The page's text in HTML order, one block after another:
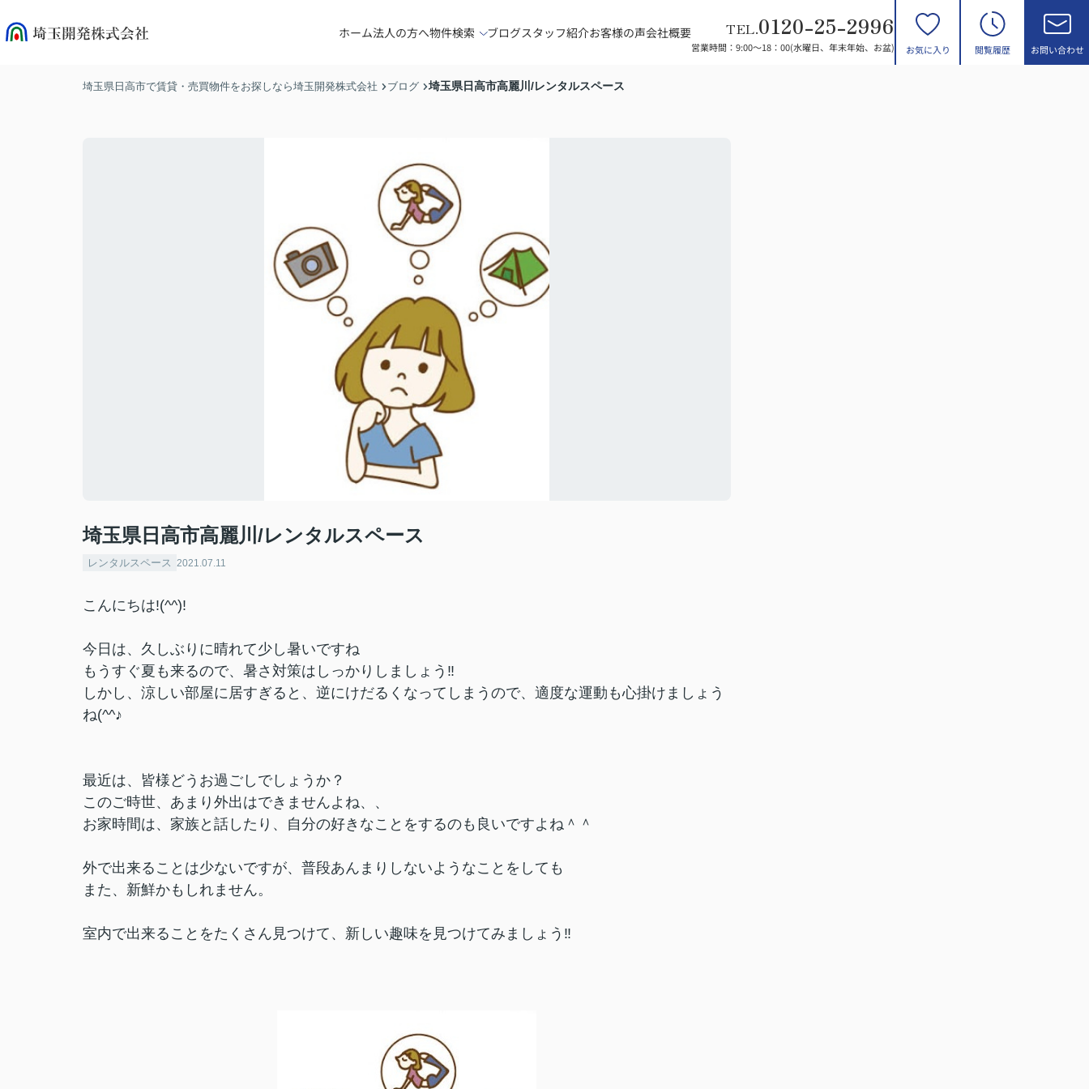
ホーム法人の方へ物件検索 ブログスタッフ紹介お客様の声会社概要 TEL.0120-25-2996
営業時間：9:00～18：00(水曜日、年末年始、お盆) お気に入り 閲覧履歴 お問い合わせ
埼玉県日高市で賃貸・売買物件をお探しなら埼玉開発株式会社 ブログ 埼玉県日高市高麗川/レンタルスペース
埼玉県日高市高麗川/レンタルスペース
レンタルスペース 2021.07.11
こんにちは!(^^)!
今日は、久しぶりに晴れて少し暑いですね
もうすぐ夏も来るので、暑さ対策はしっかりしましょう‼
しかし、涼しい部屋に居すぎると、逆にけだるくなってしまうので、適度な運動も心掛けましょう
ね(^^♪
最近は、皆様どうお過ごしでしょうか？
このご時世、あまり外出はできませんよね、、
お家時間は、家族と話したり、自分の好きなことをするのも良いですよね＾＾
外で出来ることは少ないですが、普段あんまりしないようなことをしても
また、新鮮かもしれません。
室内で出来ることをたくさん見つけて、新しい趣味を見つけてみましょう‼